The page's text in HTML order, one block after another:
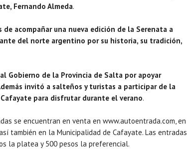
Fernando Almeda.
de acompañar una nueva edición de la Serenata a
del norte argentino por su historia, su tradición,
Gobierno de la Provincia de Salta por apoyar
invitó a salteños y turistas a participar de la
para disfrutar durante el verano.
se encuentran en venta en www.autoentrada.com, en
también en la Municipalidad de Cafayate. Las entradas
la platea y 500 pesos la preferencial.